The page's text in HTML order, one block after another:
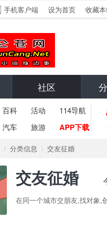
手机客户端 设为首页 收藏
社区
百科 活动
114导航
汽车 旅游 APP下载
分类信息 交友征婚
交友征婚
在同一个城市交朋友,找对象,